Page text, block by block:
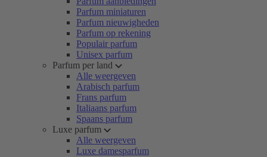
Parfum miniaturen
Parfum nieuwigheden
Parfum op rekening
Populair parfum
Unisex parfum
Parfum per land
Alle weergeven
Arabisch parfum
Frans parfum
Italiaans parfum
Spaans parfum
Luxe parfum
Alle weergeven
Luxe damesparfum